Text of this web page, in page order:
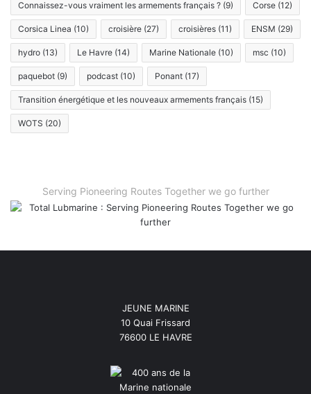
Connaissez-vous vraiment les armements français ? (9) Corse (12)
Corsica Linea (10) croisière (27) croisières (11) ENSM (29)
hydro (13) Le Havre (14) Marine Nationale (10) msc (10)
paquebot (9) podcast (10) Ponant (17)
Transition énergétique et les nouveaux armements français (15)
WOTS (20)
Serving Pioneering Routes Together we go further
JEUNE MARINE
10 Quai Frissard
76600 LE HAVRE